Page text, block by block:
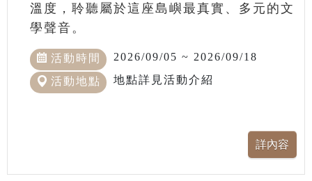
溫度，聆聽屬於這座島嶼最真實、多元的文
學聲音。
活動時間 2026/09/05 ~ 2026/09/18
活動地點 地點詳見活動介紹